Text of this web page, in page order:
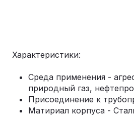
Характеристики:
Среда применения -
природный газ,
Присоединение к
Матириал корпуса -